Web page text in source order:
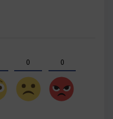
0 0